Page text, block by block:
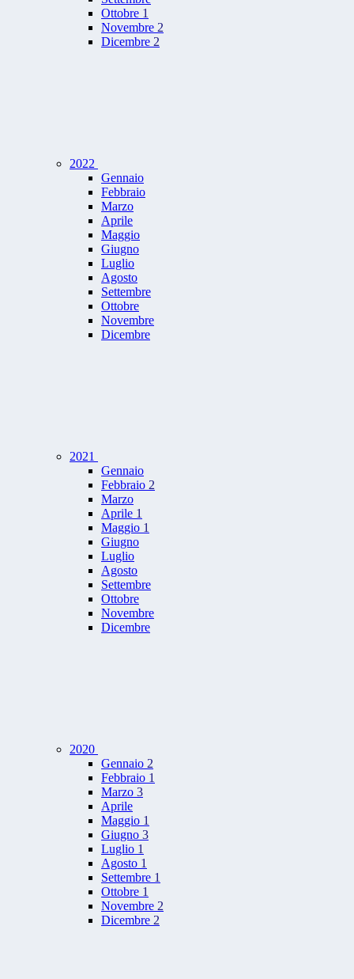
Ottobre 1
Novembre 2
Dicembre 2
2022
Gennaio
Febbraio
Marzo
Aprile
Maggio
Giugno
Luglio
Agosto
Settembre
Ottobre
Novembre
Dicembre
2021
Gennaio
Febbraio 2
Marzo
Aprile 1
Maggio 1
Giugno
Luglio
Agosto
Settembre
Ottobre
Novembre
Dicembre
2020
Gennaio 2
Febbraio 1
Marzo 3
Aprile
Maggio 1
Giugno 3
Luglio 1
Agosto 1
Settembre 1
Ottobre 1
Novembre 2
Dicembre 2